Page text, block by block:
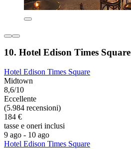
10. Hotel Edison Times Square
Hotel Edison Times Square
Midtown
8,6/10
Eccellente
(5.984 recensioni)
184 €
tasse e oneri inclusi
9 ago - 10 ago
Hotel Edison Times Square